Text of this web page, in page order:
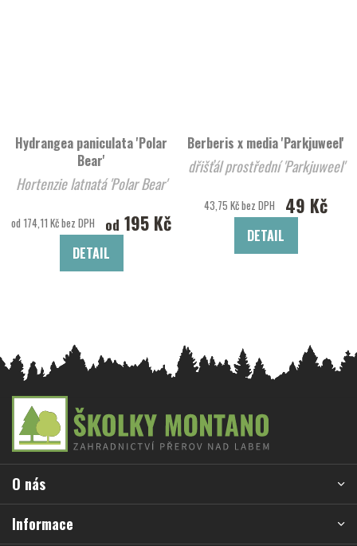
Hydrangea paniculata 'Polar
Bear'
Hortenzie latnatá 'Polar Bear'
od 174,11 Kč bez DPH od 195 Kč
DETAIL
Berberis x media 'Parkjuweel'
dřišťál prostřední 'Parkjuweel'
43,75 Kč bez DPH 49 Kč
DETAIL
a
í
O nás
Informace